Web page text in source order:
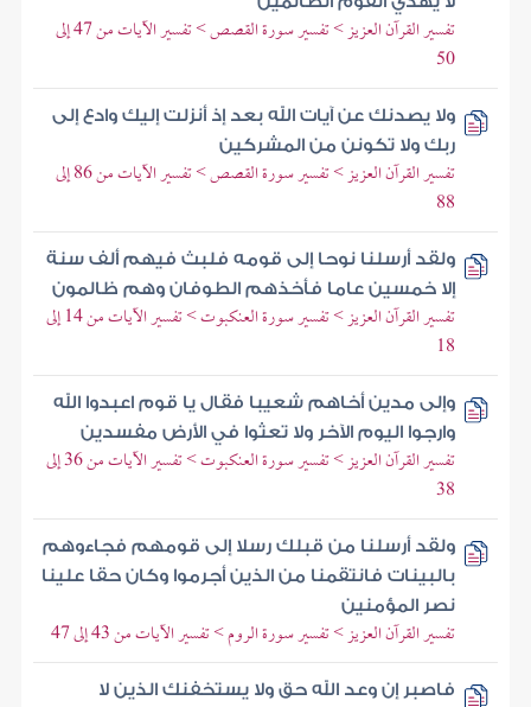
تفسير القرآن العزيز > تفسير سورة القصص > تفسير الآيات من 47 إلى
50
ولا يصدنك عن آيات الله بعد إذ أنزلت إليك وادع إلى
ربك ولا تكونن من المشركين
تفسير القرآن العزيز > تفسير سورة القصص > تفسير الآيات من 86 إلى
88
ولقد أرسلنا نوحا إلى قومه فلبث فيهم ألف سنة
إلا خمسين عاما فأخذهم الطوفان وهم ظالمون
تفسير القرآن العزيز > تفسير سورة العنكبوت > تفسير الآيات من 14 إلى
18
وإلى مدين أخاهم شعيبا فقال يا قوم اعبدوا الله
وارجوا اليوم الآخر ولا تعثوا في الأرض مفسدين
تفسير القرآن العزيز > تفسير سورة العنكبوت > تفسير الآيات من 36 إلى
38
ولقد أرسلنا من قبلك رسلا إلى قومهم فجاءوهم
بالبينات فانتقمنا من الذين أجرموا وكان حقا علينا
نصر المؤمنين
تفسير القرآن العزيز > تفسير سورة الروم > تفسير الآيات من 43 إلى 47
فاصبر إن وعد الله حق ولا يستخفنك الذين لا